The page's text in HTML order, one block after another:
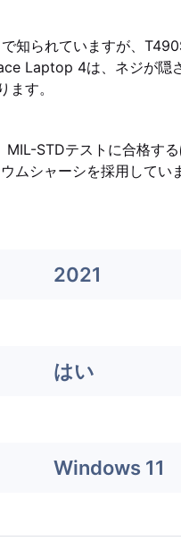
知られていますが、
Laptop 4は、ネジが隠
す。
STDテストに合格す
ムシャーシを採用してい
2021
はい
Windows 11